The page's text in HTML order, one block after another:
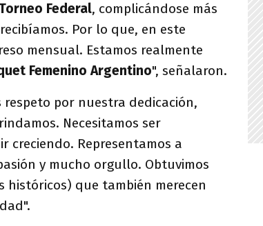
Federal, complicándose más
Por lo que, en este
mensual. Estamos realmente
Femenino Argentino", señalaron.
por nuestra dedicación,
Necesitamos ser
creciendo. Representamos a
y mucho orgullo. Obtuvimos
históricos) que también merecen